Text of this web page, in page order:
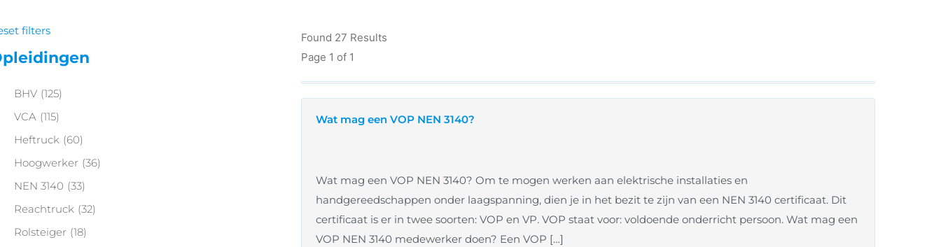
filters
BHV (125)
VCA (115)
Heftruck (60)
Hoogwerker (36)
NEN 3140 (33)
Reachtruck (32)
Rolsteiger (18)
Found 27 Results
Page 1 of 1
Wat mag een VOP NEN 3140?
Wat mag een VOP NEN 3140? Om te mogen werken aan elektrische installaties en
handgereedschappen onder laagspanning, dien je in het bezit te zijn van een NEN 3140 certificaat. Dit
certificaat is er in twee soorten: VOP en VP. VOP staat voor: voldoende onderricht persoon. Wat mag een
VOP NEN 3140 medewerker doen? Een VOP […]